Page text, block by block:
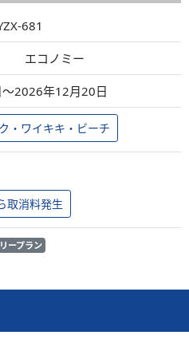
681
エコノミー
2026年12月20日
・ワイキキ・ビーチ
取消料発生
ープラン